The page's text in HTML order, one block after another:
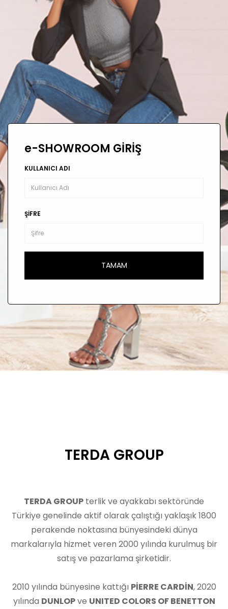
e-SHOWROOM GİRİŞ
KULLANICI ADI
ŞİFRE
TERDA GROUP
TERDA GROUP terlik ve ayakkabı sektöründe
Türkiye genelinde aktif olarak çalıştığı yaklaşık 1800
perakende noktasına bünyesindeki dünya
markalarıyla hizmet veren 2000 yılında kurulmuş bir
satış ve pazarlama şirketidir.
2010 yılında bünyesine kattığı PİERRE CARDİN, 2020
yılında DUNLOPve UNITED COLORS OF BENETTON